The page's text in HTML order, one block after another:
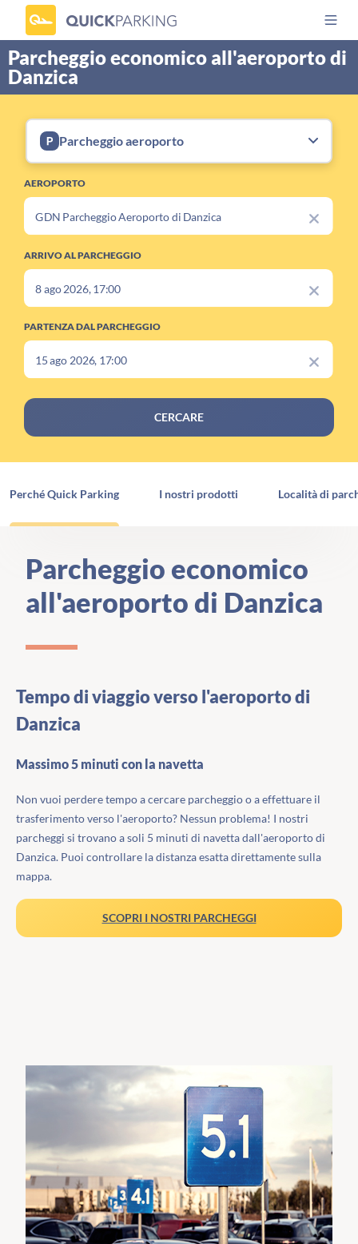
Parcheggio economico all'aeroporto di
Danzica
Parcheggio aeroporto
AEROPORTO
ARRIVO AL PARCHEGGIO
PARTENZA DAL PARCHEGGIO
CERCARE
Perché Quick Parking I nostri prodotti Località di
Parcheggio economico
all'aeroporto di Danzica
Tempo di viaggio verso l'aeroporto di
Danzica
Massimo 5 minuti con la navetta
Non vuoi perdere tempo a cercare parcheggio o a effettuare il
trasferimento verso l'aeroporto? Nessun problema! I nostri
parcheggi si trovano a soli 5 minuti di navetta dall'aeroporto di
Danzica. Puoi controllare la distanza esatta direttamente sulla
mappa.
SCOPRI I NOSTRI PARCHEGGI